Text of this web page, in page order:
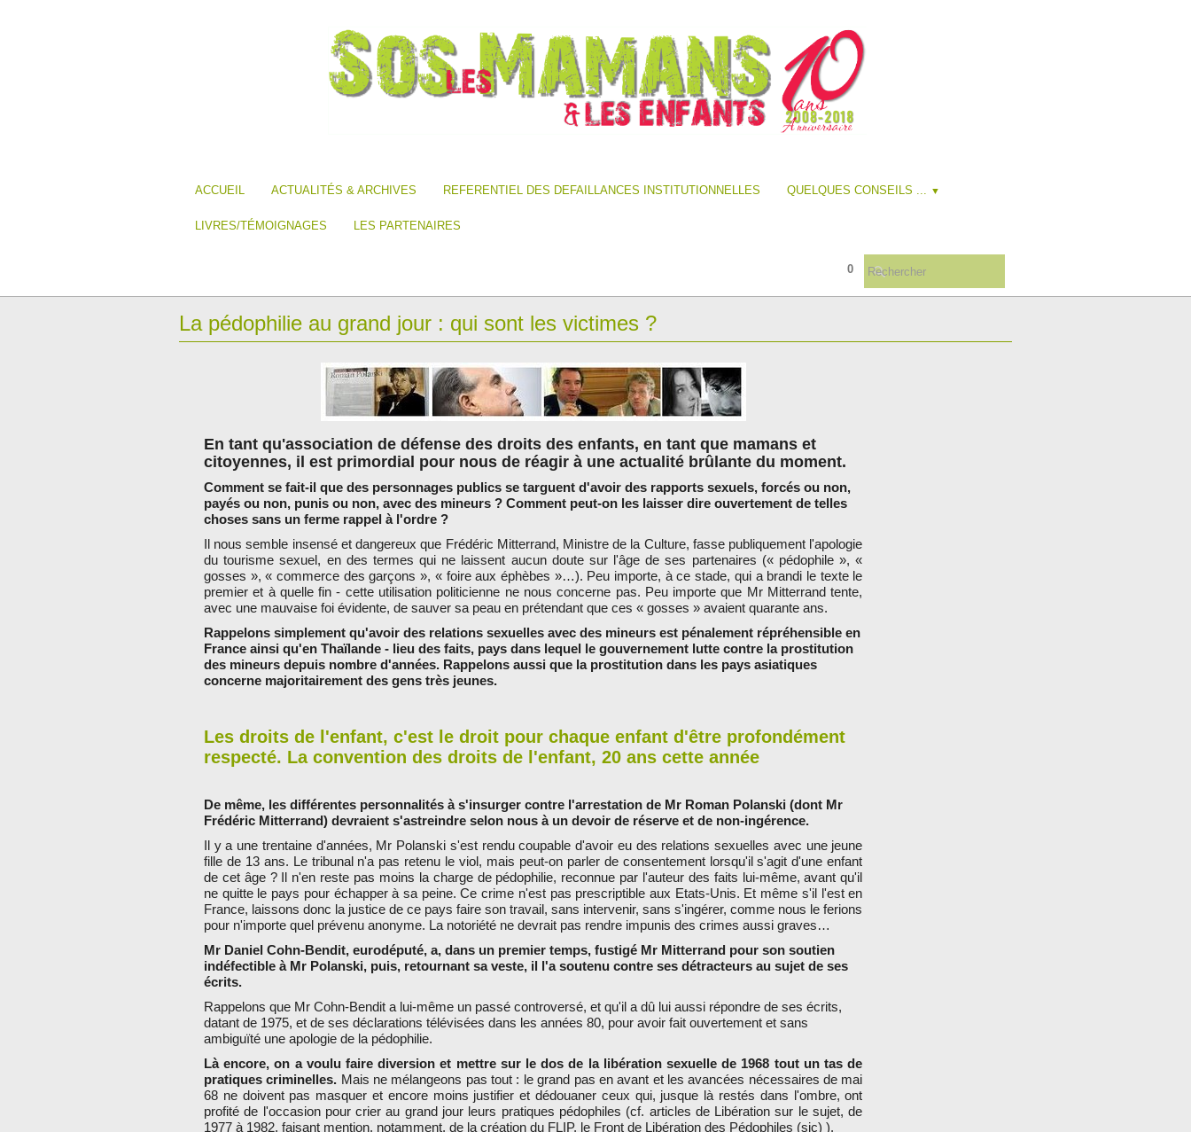
ACCUEIL ACTUALITÉS & ARCHIVES REFERENTIEL DES DEFAILLANCES INSTITUTIONNELLES QUELQUES CONSEILS ... ▼
LIVRES/TÉMOIGNAGES LES PARTENAIRES
0
La pédophilie au grand jour : qui sont les victimes ?
En tant qu'association de défense des droits des enfants, en tant que mamans et
citoyennes, il est primordial pour nous de réagir à une actualité brûlante du moment.
Comment se fait-il que des personnages publics se targuent d'avoir des rapports sexuels, forcés ou non,
payés ou non, punis ou non, avec des mineurs ? Comment peut-on les laisser dire ouvertement de telles
choses sans un ferme rappel à l'ordre ?
Il nous semble insensé et dangereux que Frédéric Mitterrand, Ministre de la Culture, fasse publiquement l'apologie
du tourisme sexuel, en des termes qui ne laissent aucun doute sur l'âge de ses partenaires (« pédophile », «
gosses », « commerce des garçons », « foire aux éphèbes »…). Peu importe, à ce stade, qui a brandi le texte le
premier et à quelle fin - cette utilisation politicienne ne nous concerne pas. Peu importe que Mr Mitterrand tente,
avec une mauvaise foi évidente, de sauver sa peau en prétendant que ces « gosses » avaient quarante ans.
Rappelons simplement qu'avoir des relations sexuelles avec des mineurs est pénalement répréhensible en
France ainsi qu'en Thaïlande - lieu des faits, pays dans lequel le gouvernement lutte contre la prostitution
des mineurs depuis nombre d'années. Rappelons aussi que la prostitution dans les pays asiatiques
concerne majoritairement des gens très jeunes.
Les droits de l'enfant, c'est le droit pour chaque enfant d'être profondément
respecté. La convention des droits de l'enfant, 20 ans cette année
De même, les différentes personnalités à s'insurger contre l'arrestation de Mr Roman Polanski (dont Mr
Frédéric Mitterrand) devraient s'astreindre selon nous à un devoir de réserve et de non-ingérence.
Il y a une trentaine d'années, Mr Polanski s'est rendu coupable d'avoir eu des relations sexuelles avec une jeune
fille de 13 ans. Le tribunal n'a pas retenu le viol, mais peut-on parler de consentement lorsqu'il s'agit d'une enfant
de cet âge ? Il n'en reste pas moins la charge de pédophilie, reconnue par l'auteur des faits lui-même, avant qu'il
ne quitte le pays pour échapper à sa peine. Ce crime n'est pas prescriptible aux Etats-Unis. Et même s'il l'est en
France, laissons donc la justice de ce pays faire son travail, sans intervenir, sans s'ingérer, comme nous le ferions
pour n'importe quel prévenu anonyme. La notoriété ne devrait pas rendre impunis des crimes aussi graves…
Mr Daniel Cohn-Bendit, eurodéputé, a, dans un premier temps, fustigé Mr Mitterrand pour son soutien
indéfectible à Mr Polanski, puis, retournant sa veste, il l'a soutenu contre ses détracteurs au sujet de ses
écrits.
Rappelons que Mr Cohn-Bendit a lui-même un passé controversé, et qu'il a dû lui aussi répondre de ses écrits,
datant de 1975, et de ses déclarations télévisées dans les années 80, pour avoir fait ouvertement et sans
ambiguïté une apologie de la pédophilie.
Là encore, on a voulu faire diversion et mettre sur le dos de la libération sexuelle de 1968 tout un tas de
pratiques criminelles. Mais ne mélangeons pas tout : le grand pas en avant et les avancées nécessaires de mai
68 ne doivent pas masquer et encore moins justifier et dédouaner ceux qui, jusque là restés dans l'ombre, ont
profité de l'occasion pour crier au grand jour leurs pratiques pédophiles (cf. articles de Libération sur le sujet, de
1977 à 1982, faisant mention, notamment, de la création du FLIP, le Front de Libération des Pédophiles (sic) ).